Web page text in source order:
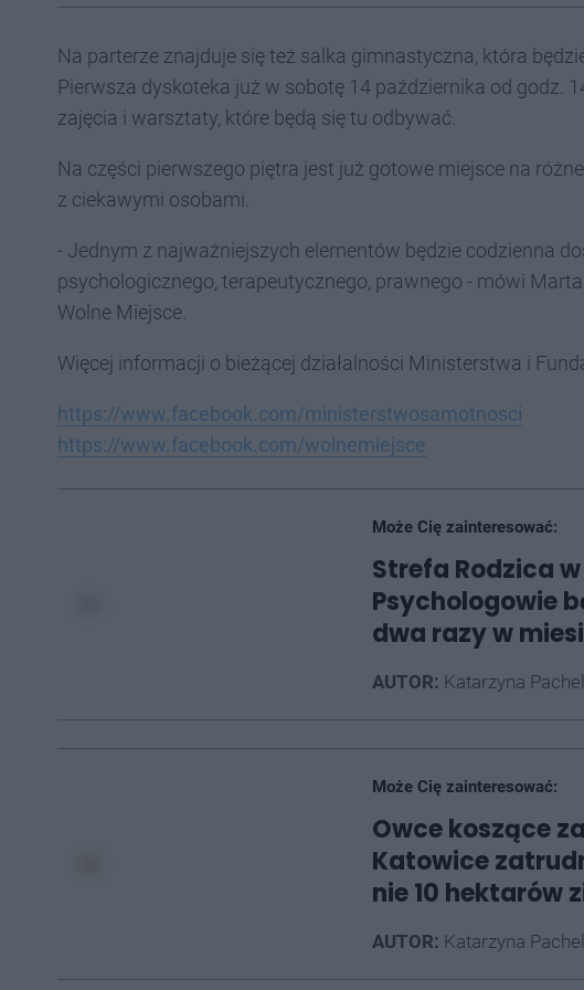
Na parterze znajduje się też salka gimnastyczna, która
Pierwsza dyskoteka już w sobotę 14 października od godz.
zajęcia i warsztaty, które będą się tu odbywać.
Na części pierwszego piętra jest już gotowe miejsce na
z ciekawymi osobami.
- Jednym z najważniejszych elementów będzie codzienna
psychologicznego, terapeutycznego, prawnego - mówi
Wolne Miejsce.
Więcej informacji o bieżącej działalności Ministerstwa i
https://www.facebook.com/ministerstwosamotnosci
https://www.facebook.com/wolnemiejsce
Może Cię zainteresować:
Strefa Rodzica
Psychologowie
dwa razy w
AUTOR: Katarzyna
Może Cię zainteresować:
Owce koszące
Katowice
nie 10 hektarów
AUTOR: Katarzyna